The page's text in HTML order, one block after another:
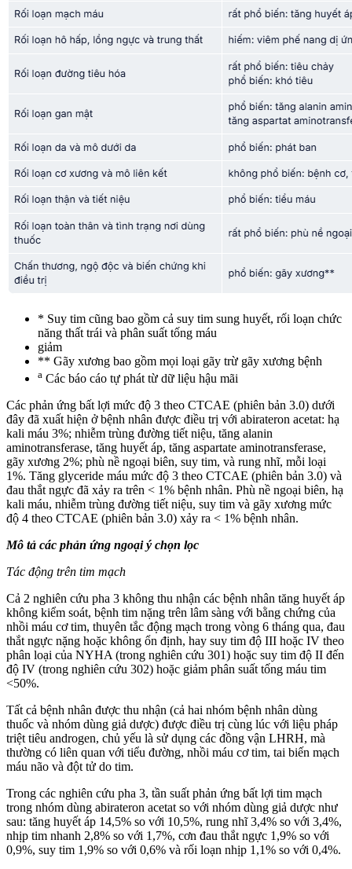
* Suy tim cũng bao gồm cả suy tim sung huyết, rối loạn chức
năng thất trái và phân suất tống máu
giảm
** Gãy xương bao gồm mọi loại gãy trừ gãy xương bệnh
a Các báo cáo tự phát từ dữ liệu hậu mãi
Các phản ứng bất lợi mức độ 3 theo CTCAE (phiên bản 3.0) dưới
đây đã xuất hiện ở bệnh nhân được điều trị với abirateron acetat: hạ
kali máu 3%; nhiễm trùng đường tiết niệu, tăng alanin
aminotransferase, tăng huyết áp, tăng aspartate aminotransferase,
gãy xương 2%; phù nề ngoại biên, suy tim, và rung nhĩ, mỗi loại
1%. Tăng glyceride máu mức độ 3 theo CTCAE (phiên bản 3.0) và
đau thắt ngực đã xảy ra trên < 1% bệnh nhân. Phù nề ngoại biên, hạ
kali máu, nhiễm trùng đường tiết niệu, suy tim và gãy xương mức
độ 4 theo CTCAE (phiên bản 3.0) xảy ra < 1% bệnh nhân.
Mô tả các phản ứng ngoại ý chọn lọc
Tác động trên tim mạch
Cả 2 nghiên cứu pha 3 không thu nhận các bệnh nhân tăng huyết áp
không kiểm soát, bệnh tim nặng trên lâm sàng với bằng chứng của
nhồi máu cơ tim, thuyên tắc động mạch trong vòng 6 tháng qua, đau
thắt ngực nặng hoặc không ổn định, hay suy tim độ III hoặc IV theo
phân loại của NYHA (trong nghiên cứu 301) hoặc suy tim độ II đến
độ IV (trong nghiên cứu 302) hoặc giảm phân suất tống máu tim
<50%.
Tất cả bệnh nhân được thu nhận (cả hai nhóm bệnh nhân dùng
thuốc và nhóm dùng giả dược) được điều trị cùng lúc với liệu pháp
triệt tiêu androgen, chủ yếu là sử dụng các đồng vận LHRH, mà
thường có liên quan với tiểu đường, nhồi máu cơ tim, tai biến mạch
máu não và đột tử do tim.
Trong các nghiên cứu pha 3, tần suất phản ứng bất lợi tim mạch
trong nhóm dùng abirateron acetat so với nhóm dùng giả dược như
sau: tăng huyết áp 14,5% so với 10,5%, rung nhĩ 3,4% so với 3,4%,
nhịp tim nhanh 2,8% so với 1,7%, cơn đau thắt ngực 1,9% so với
0,9%, suy tim 1,9% so với 0,6% và rối loạn nhịp 1,1% so với 0,4%.